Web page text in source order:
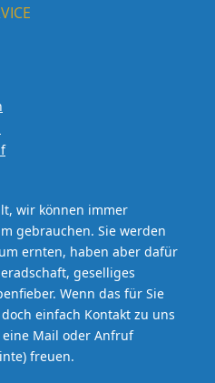
wir können immer
gebrauchen. Sie werden
ernten, haben aber dafür
geselliges
Wenn das für Sie
einfach Kontakt zu uns
Mail oder Anfruf
freuen.